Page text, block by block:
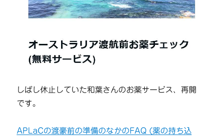
しばし休止していた和葉さんのお薬サービス、再開
です。
APLaCの渡豪前の準備のなかのFAQ (薬の持ち込